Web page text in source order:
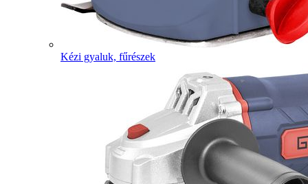
Kézi gyaluk, fűrészek